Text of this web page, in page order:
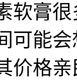
软膏
可能
价格